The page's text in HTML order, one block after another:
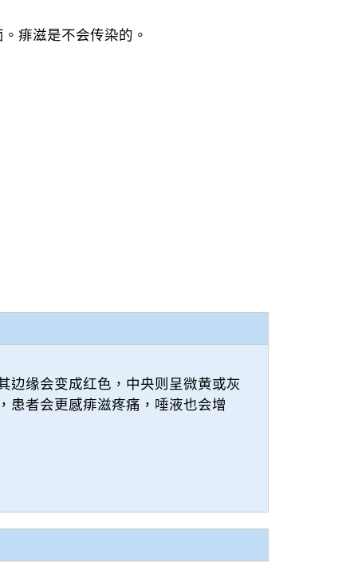
痱滋是不会传染的。
边缘会变成红色，中央则呈微黄或灰
患者会更感痱滋疼痛，唾液也会增